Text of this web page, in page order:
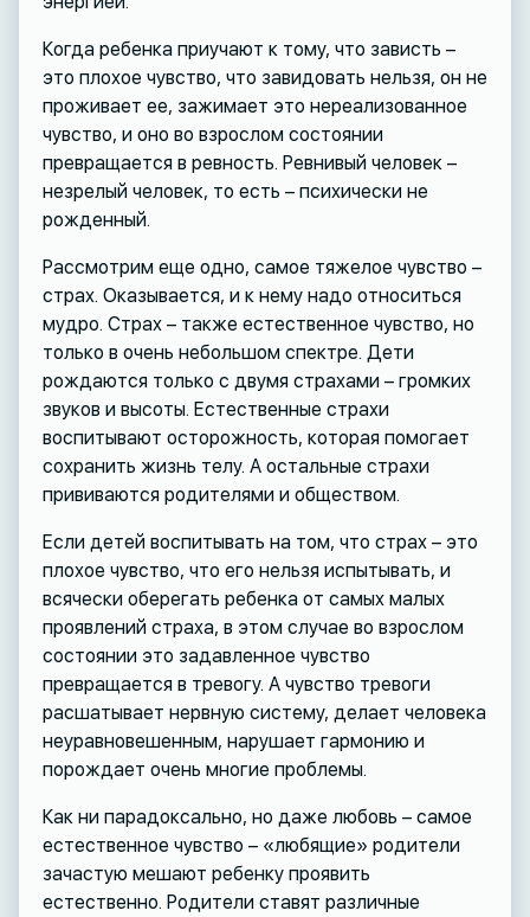
Когда ребенка приучают к тому, что зависть –
это плохое чувство, что завидовать нельзя, он не
проживает ее, зажимает это нереализованное
чувство, и оно во взрослом состоянии
превращается в ревность. Ревнивый человек –
незрелый человек, то есть – психически не
рожденный.
Рассмотрим еще одно, самое тяжелое чувство –
страх. Оказывается, и к нему надо относиться
мудро. Страх – также естественное чувство, но
только в очень небольшом спектре. Дети
рождаются только с двумя страхами – громких
звуков и высоты. Естественные страхи
воспитывают осторожность, которая помогает
сохранить жизнь телу. А остальные страхи
прививаются родителями и обществом.
Если детей воспитывать на том, что страх – это
плохое чувство, что его нельзя испытывать, и
всячески оберегать ребенка от самых малых
проявлений страха, в этом случае во взрослом
состоянии это задавленное чувство
превращается в тревогу. А чувство тревоги
расшатывает нервную систему, делает человека
неуравновешенным, нарушает гармонию и
порождает очень многие проблемы.
Как ни парадоксально, но даже любовь – самое
естественное чувство – «любящие» родители
зачастую мешают ребенку проявить
естественно. Родители ставят различные